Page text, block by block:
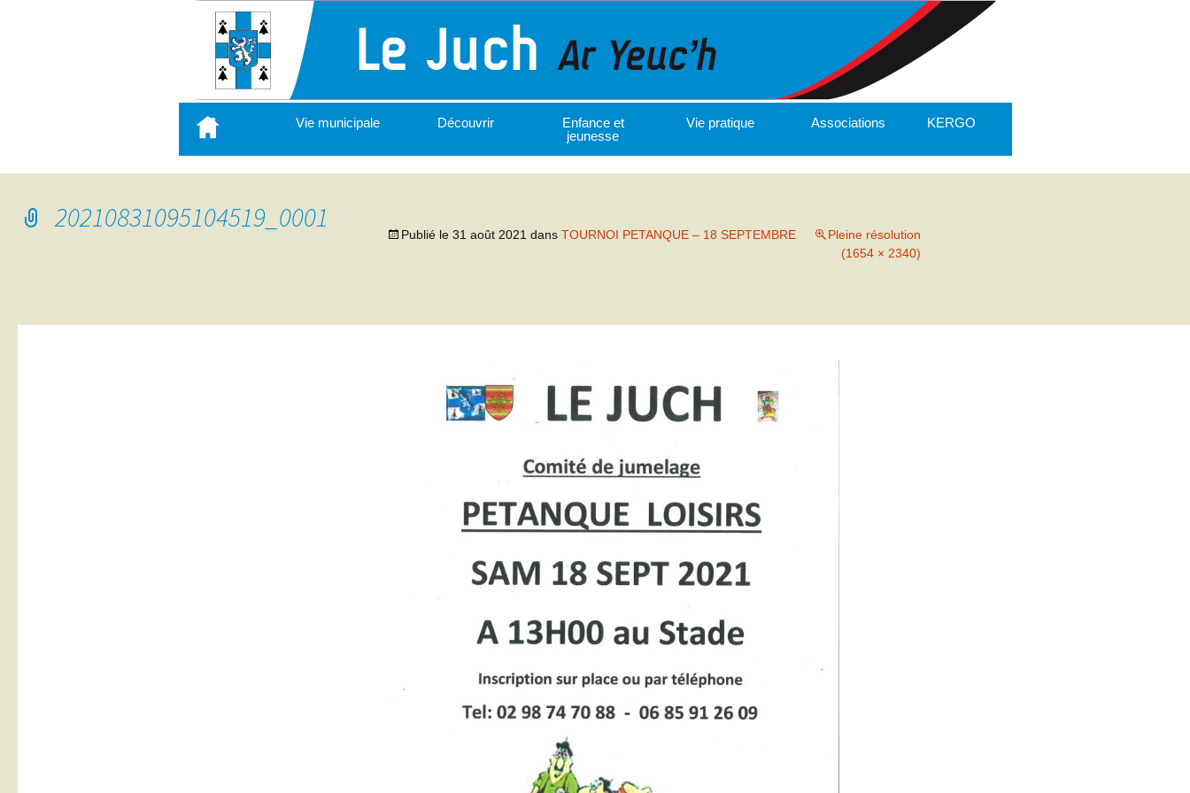
contenu
principal
Vie municipale Découvrir
Enfance et
jeunesse
Vie pratique Associations KERGO
20210831095104519_0001
Publié le 31 août 2021 dans TOURNOI PETANQUE – 18 SEPTEMBRE
Pleine résolution
(1654 × 2340)